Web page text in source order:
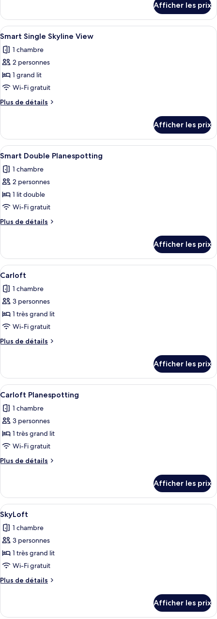
Smart
Single
Smart
Single
Afficher les prix
Afficher
toutes
les
photos
pour
ce
type
de
Smart
Single
Skyline
View
Une chambre moderne avec vue sur
8
Smart Single Skyline View
1 chambre
2 personnes
1 grand lit
Wi-Fi gratuit
Plus de détails
Plus
Smart
Single
Skyline
Afficher les prix
Afficher
toutes
les
photos
pour
ce
type
de
Smart
Double
Planespotting
Une chambre d’hôtel dotée d’un
7
Smart Double Planespotting
1 chambre
2 personnes
1 lit double
Wi-Fi gratuit
Plus de détails
Plus
Smart
Double
Planespotting
Afficher les prix
Afficher
toutes
les
photos
pour
ce
type
de
Carloft
Une chambre d’hôtel moderne
21
Carloft
1 chambre
3 personnes
1 très grand lit
Wi-Fi gratuit
Plus de détails
Plus
Carloft
Afficher les prix
Afficher
toutes
les
photos
pour
ce
type
de
Carloft
Planespotting
Une chambre d’hôtel moderne
21
Carloft Planespotting
1 chambre
3 personnes
1 très grand lit
Wi-Fi gratuit
Plus de détails
Plus
Carloft
Planespotting
Afficher les prix
Afficher
toutes
les
photos
pour
ce
type
de
SkyLoft
Un salon moderne doté d’une
7
SkyLoft
1 chambre
3 personnes
1 très grand lit
Wi-Fi gratuit
Plus de détails
Plus
SkyLoft
Afficher les prix